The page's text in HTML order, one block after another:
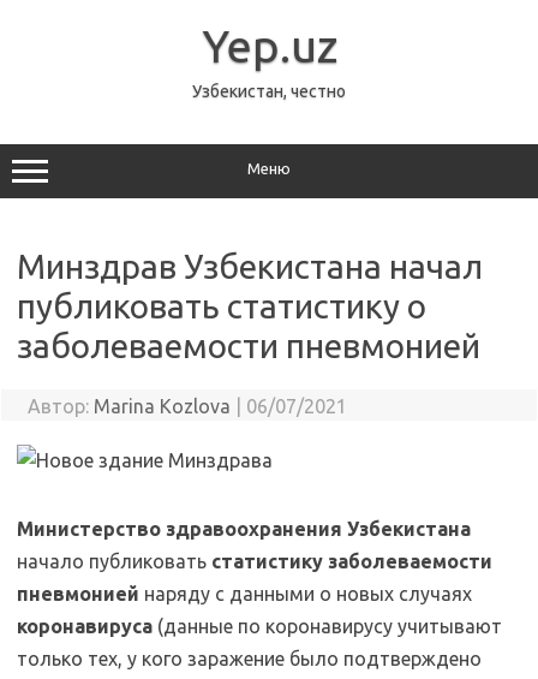
Yep.uz
Узбекистан, честно
Меню
Минздрав Узбекистана начал
публиковать статистику о
заболеваемости пневмонией
Автор: Marina Kozlova 06/07/2021
Министерство здравоохранения Узбекистана
начало публиковать статистику заболеваемости
пневмонией наряду с данными о новых случаях
коронавируса (данные по коронавирусу учитывают
только тех, у кого заражение было подтверждено